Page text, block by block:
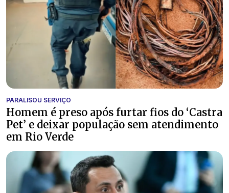
PARALISOU SERVIÇO
Homem é preso após furtar fios do ‘Castra
Pet’ e deixar população sem atendimento
em Rio Verde